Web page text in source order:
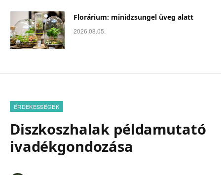
Florárium: minidzsungel üveg alatt
2026.08.05.
ÉRDEKESSÉGEK
Diszkoszhalak példamutató
ivadékgondozása